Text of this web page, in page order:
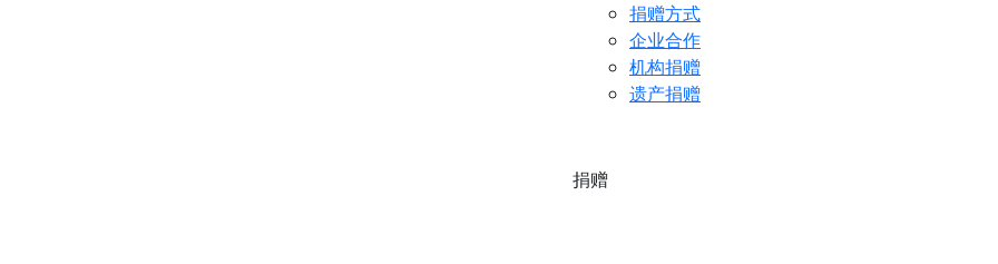
捐赠方式
企业合作
机构捐赠
遗产捐赠
捐赠